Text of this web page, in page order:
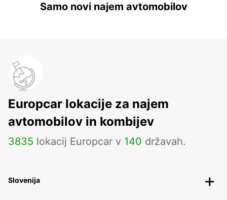
Samo novi najem avtomobilov
Europcar lokacije za najem
avtomobilov in kombijev
3835 lokacij Europcar v 140 državah.
Slovenija